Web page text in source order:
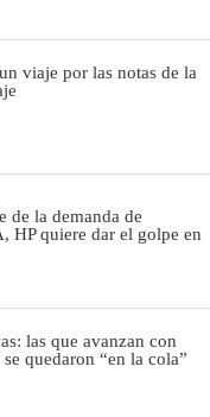
viaje por las notas de la
de la demanda de
HP quiere dar el golpe en
las que avanzan con
quedaron “en la cola”